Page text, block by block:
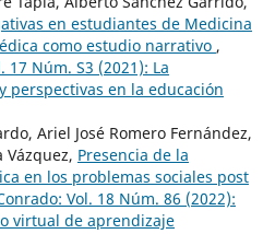
en estudiantes de Medicina
como estudio narrativo ,
17 Núm. S3 (2021): La
perspectivas en la educación
Ariel José Romero Fernández,
Vázquez, Presencia de la
en los problemas sociales post
Vol. 18 Núm. 86 (2022):
virtual de aprendizaje